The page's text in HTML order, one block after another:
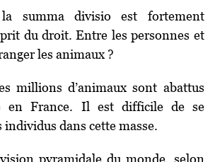
summa divisio est fortement
du droit. Entre les personnes et
les animaux ?
millions d’animaux sont abattus
en France. Il est difficile de se
individus dans cette masse.
pyramidale du monde, selon